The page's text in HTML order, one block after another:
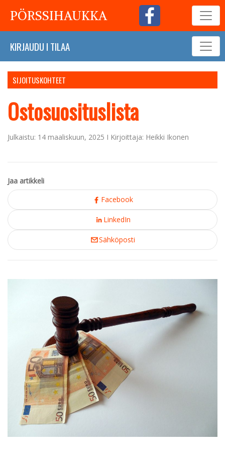
PÖRSSIHAUKKA
KIRJAUDU I TILAA
SIJOITUSKOHTEET
Ostosuosituslista
Julkaistu: 14 maaliskuun, 2025 I Kirjoittaja: Heikki Ikonen
Jaa artikkeli
Facebook
LinkedIn
Sähköposti